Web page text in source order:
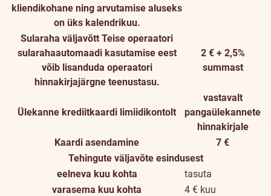
kliendikohane ning arvutamise aluseks
on üks kalendrikuu.
Sularaha väljavõtt Teise operaatori
sularahaautomaadi kasutamise eest
võib lisanduda operaatori
hinnakirjajärgne teenustasu.
2 € + 2,5%
summast
Ülekanne krediitkaardi limiidikontolt
vastavalt
pangaülekannete
hinnakirjale
Kaardi asendamine
7 €
Tehingute väljavõte esindusest
eelneva kuu kohta
tasuta
varasema kuu kohta
4 € kuu